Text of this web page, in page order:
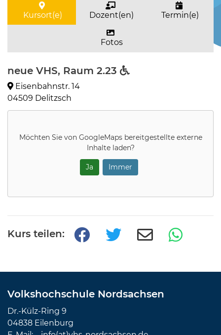
Kursort(e) Dozent(en) Termin(e)
Fotos
neue VHS, Raum 2.23
Eisenbahnstr. 14
04509 Delitzsch
Möchten Sie von GoogleMapsbereitgestellte externe
Inhalte laden?
Ja Immer
Kurs teilen:
Volkshochschule Nordsachsen
Dr.-Külz-Ring 9
04838 Eilenburg